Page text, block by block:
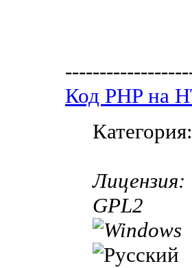
Код PHP на
Лицензия:
GPL2